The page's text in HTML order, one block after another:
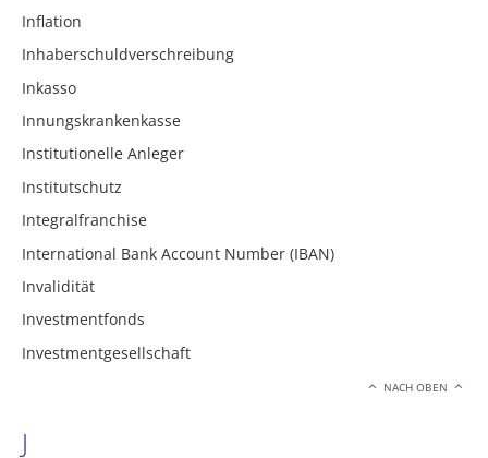
Inflation
Inhaberschuldverschreibung
Inkasso
Innungskrankenkasse
Institutionelle Anleger
Institutschutz
Integralfranchise
International Bank Account Number (IBAN)
Invalidität
Investmentfonds
Investmentgesellschaft
NACH OBEN
J